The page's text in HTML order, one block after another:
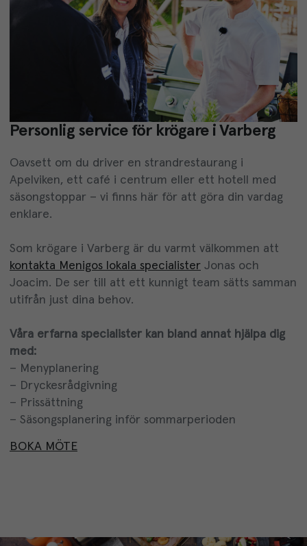
Personlig service för krögare i Varberg
Oavsett om du driver en strandrestaurang i
Apelviken, ett café i centrum eller ett hotell med
säsongstoppar – vi finns här för att göra din vardag
enklare.
Som krögare i Varberg är du varmt välkommen att
kontakta Menigos lokala specialister Jonas och
Joacim. De ser till att ett kunnigt team sätts samman
utifrån just dina behov.
Våra erfarna specialister kan bland annat hjälpa dig
med:
– Menyplanering
– Dryckesrådgivning
– Prissättning
– Säsongsplanering inför sommarperioden
BOKA MÖTE